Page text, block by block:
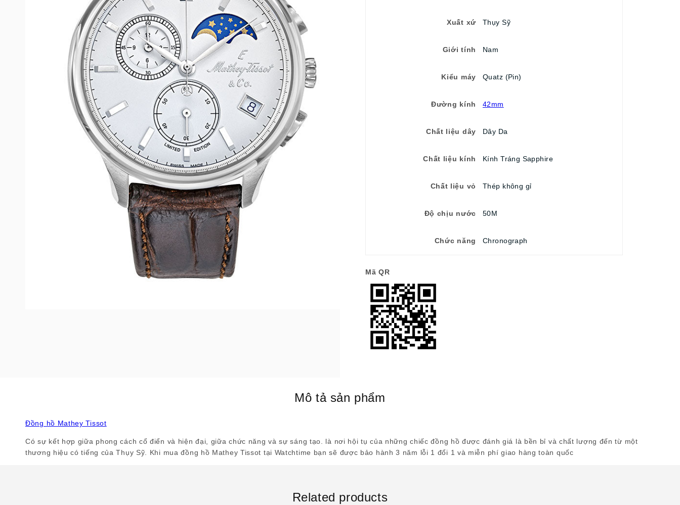
Xuất xứ Thụy Sỹ
Giới tính Nam
Kiểu máy Quatz (Pin)
Đường kính 42mm
Chất liệu dây Dây Da
Chất liệu kính Kính Tráng Sapphire
Chất liệu vỏ Thép không gỉ
Độ chịu nước 50M
Chức năng Chronograph
Mã QR
Mô tả sản phẩm
Đồng hồ Mathey Tissot
Có sự kết hợp giữa phong cách cổ điển và hiện đại, giữa chức năng và sự sáng tạo. là nơi hội tụ của những chiếc đồng hồ được đánh giá là bền bỉ và chất lượng đến từ một
thương hiệu có tiếng của Thụy Sỹ. Khi mua đồng hồ Mathey Tissot tại Watchtime bạn sẽ được bảo hành 3 năm lỗi 1 đổi 1 và miễn phí giao hàng toàn quốc
Related products